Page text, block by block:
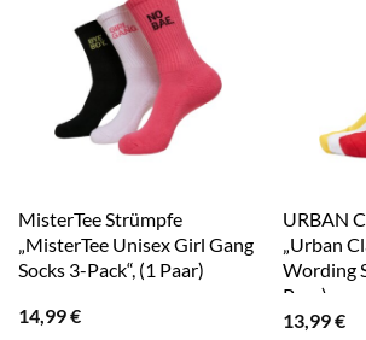
MisterTee Strümpfe
„MisterTee Unisex Girl Gang
Socks 3-Pack“, (1 Paar)
14,99€
URBAN
„Urban
Wording
Paar)
13,99€